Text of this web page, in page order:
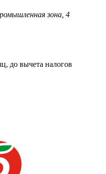
зона, 4
до вычета налогов